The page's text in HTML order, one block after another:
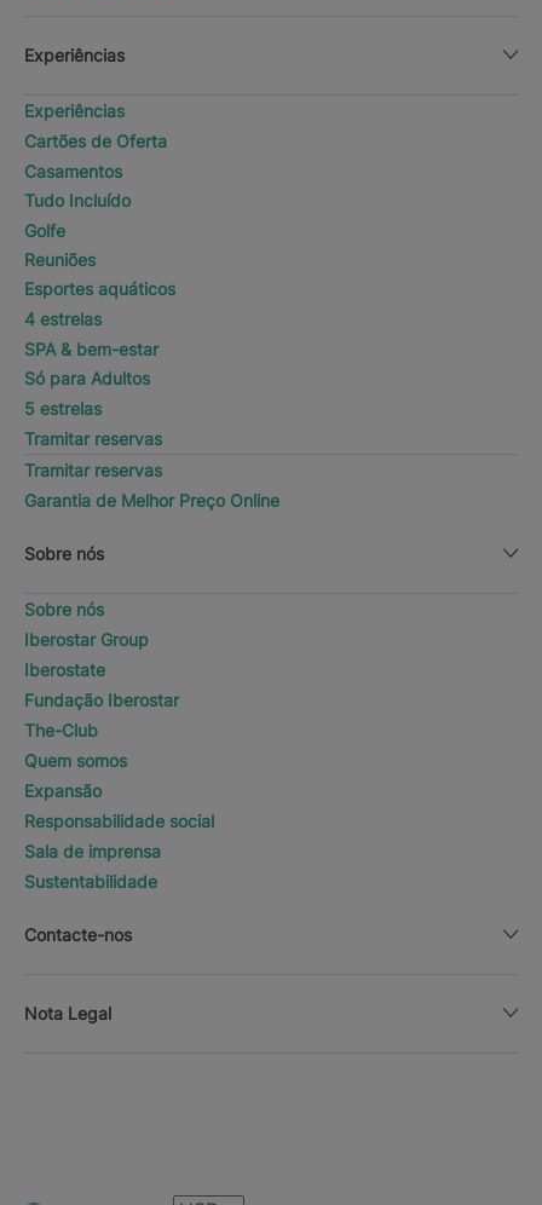
Experiências
Experiências
Cartões de Oferta
Casamentos
Tudo Incluído
Golfe
Reuniões
Esportes aquáticos
4 estrelas
SPA & bem-estar
Só para Adultos
5 estrelas
Tramitar reservas
Tramitar reservas
Garantia de Melhor Preço Online
Sobre nós
Sobre nós
Iberostar Group
Iberostate
Fundação Iberostar
The-Club
Quem somos
Expansão
Responsabilidade social
Sala de imprensa
Sustentabilidade
Contacte-nos
Nota Legal